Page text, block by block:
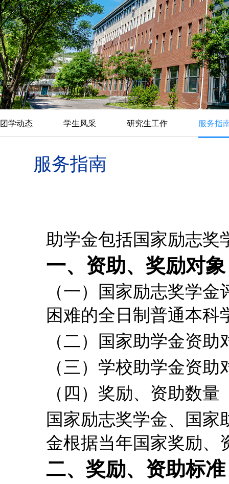
团学动态 学生风采 研究生工作 服务指
服务指南
助学金包括国家励志奖
一、资助、奖励对象
（一）国家励志奖学
困难的全日制普通本科
（二）国家助学金资
（三）学校助学金资
（四）奖励、资助数量
国家励志奖学金、国
金根据当年国家奖励、
二、奖励、资助标准